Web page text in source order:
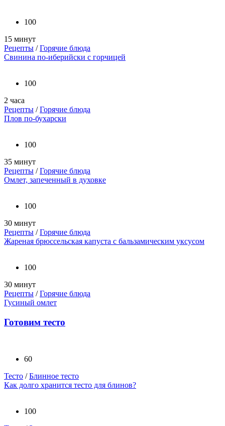
100
15 минут
Рецепты /Горячие блюда
Свинина по-иберийски с горчицей
100
2 часа
Рецепты /Горячие блюда
Плов по-бухарски
100
35 минут
Рецепты /Горячие блюда
Омлет, запеченный в духовке
100
30 минут
Рецепты /Горячие блюда
Жареная брюссельская капуста с бальзамическим уксусом
100
30 минут
Рецепты /Горячие блюда
Гусиный омлет
Готовим тесто
60
Тесто /Блинное тесто
Как долго хранится тесто для блинов?
100